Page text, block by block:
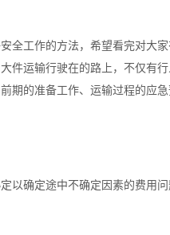
全工作的方法，希望看完对大
件运输行驶在的路上，不仅有
期的准备工作、运输过程的应
以确定途中不确定因素的费用问